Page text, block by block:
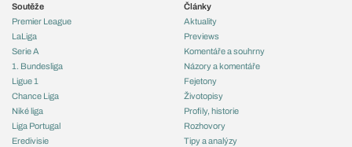
Soutěže
Premier League
LaLiga
Serie A
1. Bundesliga
Ligue 1
Chance Liga
Niké liga
Liga Portugal
Eredivisie
Články
Aktuality
Previews
Komentáře a souhrny
Názory a komentáře
Fejetony
Životopisy
Profily, historie
Rozhovory
Tipy a analýzy